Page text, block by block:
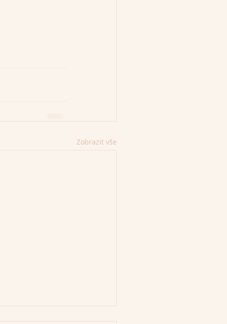
Zobrazit vše